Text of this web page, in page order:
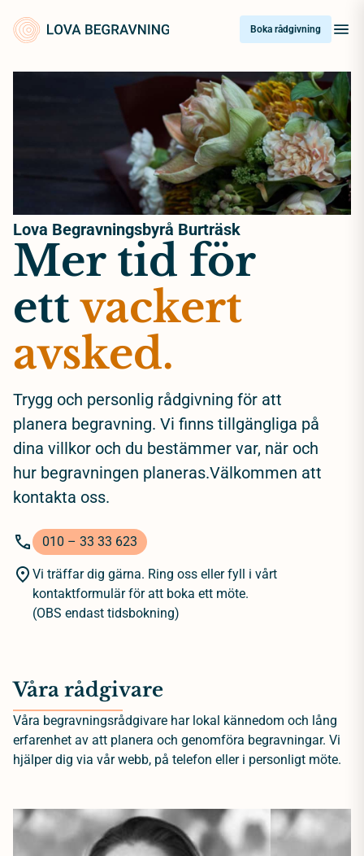
content
Boka rådgivning
Lova Begravningsbyrå Burträsk
Mer tid för
ettvackert
avsked.
Trygg och personlig rådgivning för att
planera begravning. Vi finns tillgängliga på
dina villkor och du bestämmer var, när och
hur begravningen planeras.Välkommen att
kontakta oss.
010 – 33 33 623
Vi träffar dig gärna. Ring oss eller fyll i vårt
kontaktformulär för att boka ett möte.
(OBS endast tidsbokning)
Våra rådgivare
Våra begravningsrådgivare har lokal kännedom och lång
erfarenhet av att planera och genomföra begravningar. Vi
hjälper dig via vår webb, på telefon eller i personligt möte.